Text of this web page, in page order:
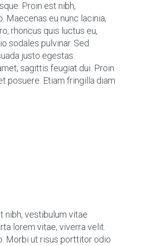
Proin est nibh,
Maecenas eu nunc lacinia,
rhoncus quis luctus eu,
sodales pulvinar. Sed
justo egestas.
sagittis feugiat dui. Proin
posuere. Etiam fringilla diam
nibh, vestibulum vitae
lorem vitae, viverra velit.
Morbi ut risus porttitor odio